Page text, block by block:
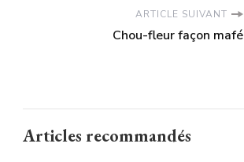
ARTICLE SUIVANT
Chou-fleur façon mafé
Articles recommandés